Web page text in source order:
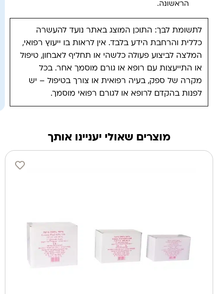
הראשונה.
לתשומת לבך: התוכן המוצג באתר נועד להעשרה
כללית והרחבת הידע בלבד. אין לראות בו ייעוץ רפואי,
המלצה לביצוע פעולה כלשהי או תחליף לאבחון, טיפול
או התייעצות עם רופא או גורם מוסמך אחר. בכל
מקרה של ספק, בעיה רפואית או צורך בטיפול – יש
לפנות בהקדם לרופא או לגורם רפואי מוסמך.
מוצרים שאולי יעניינו אותך